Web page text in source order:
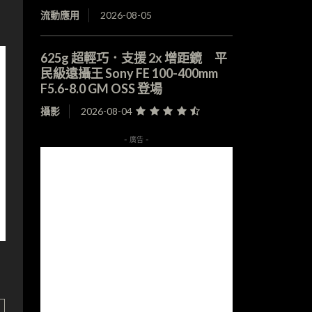
流動應用 2026-08-05
625g 超輕巧．支援 2x 增距鏡 平
民級遠攝王 Sony FE 100-400mm
F5.6-8.0 GM OSS 登場
攝影 2026-08-04
- 廣告 -